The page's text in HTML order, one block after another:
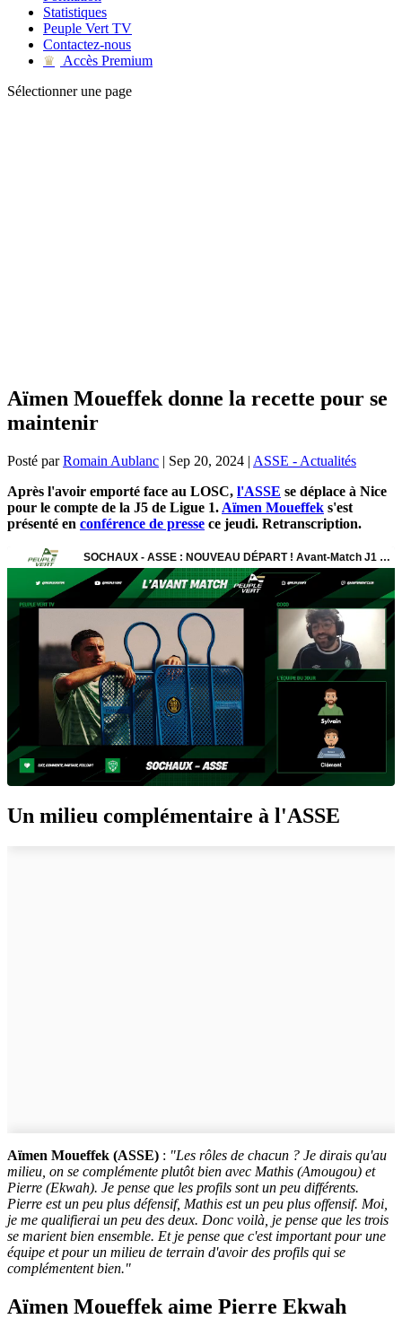
Statistiques
Peuple Vert TV
Contactez-nous
♛
Accès Premium
Sélectionner une page
Aïmen Moueffek donne la recette pour se
maintenir
Posté parRomain Aublanc | Sep 20, 2024 | ASSE - Actualités
Après l'avoir emporté face au LOSC, l'ASSE se déplace à Nice
pour le compte de la J5 de Ligue 1. Aïmen Moueffek s'est
présenté en conférence de presse ce jeudi. Retranscription.
Un milieu complémentaire à l'ASSE
Aïmen Moueffek (ASSE) : "Les rôles de chacun ? Je dirais qu'au
milieu, on se complémente plutôt bien avec Mathis (Amougou) et
Pierre (Ekwah). Je pense que les profils sont un peu différents.
Pierre est un peu plus défensif, Mathis est un peu plus offensif. Moi,
je me qualifierai un peu des deux. Donc voilà, je pense que les trois
se marient bien ensemble. Et je pense que c'est important pour une
équipe et pour un milieu de terrain d'avoir des profils qui se
complémentent bien."
Aïmen Moueffek aime Pierre Ekwah